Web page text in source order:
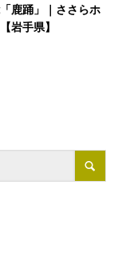
鹿踊」｜ささらホ
岩手県】